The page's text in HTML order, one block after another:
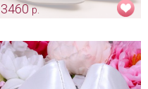
3460р.
Арт: obv_0105